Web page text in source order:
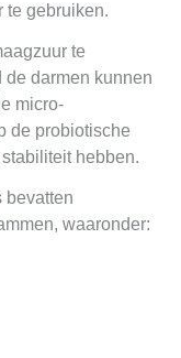
te gebruiken.
te
darmen kunnen
micro-
de probiotische
hebben.
bevatten
waaronder: